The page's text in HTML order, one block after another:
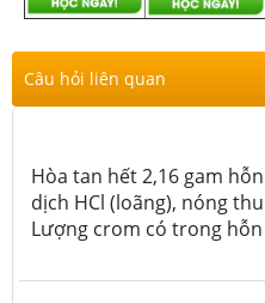
Câu hỏi liên quan
Hòa tan hết 2,16 gam
dịch HCl (loãng), nóng
Lượng crom có trong